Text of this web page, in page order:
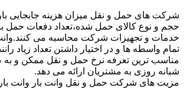
شرکت های حمل و نقل میزان هزینه جابجایی
حجم و نوع کالای حمل شده،تعداد دفعات حمل
خدمات و تجهیزات شرکت محاسبه می
تمام واسطه ها و در اختیار داشتن تعداد زیاد
شبانه روزی به مشتریان ارائه می دهد.
مزیت های شرکت حمل و نقل وانت بار وانت